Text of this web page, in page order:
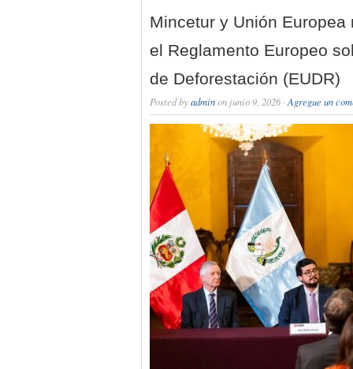
Mincetur y Unión
el Reglamento Europeo
de Deforestación (EUDR)
Posted byadminon junio 9, 2026 · Agregue un